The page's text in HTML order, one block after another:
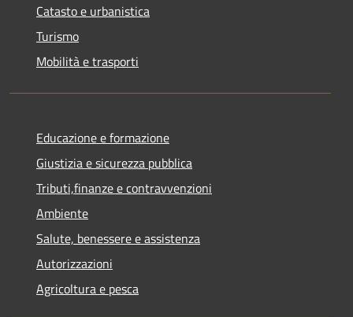
Catasto e urbanistica
Turismo
Mobilità e trasporti
Educazione e formazione
Giustizia e sicurezza pubblica
Tributi,finanze e contravvenzioni
Ambiente
Salute, benessere e assistenza
Autorizzazioni
Agricoltura e pesca